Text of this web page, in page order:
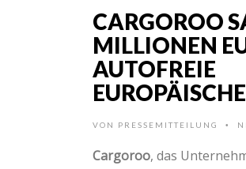
CARGOROO
MILLIONEN
AUTOFREIE
VON PRESSEMITTEILUNG •
Cargoroo, das